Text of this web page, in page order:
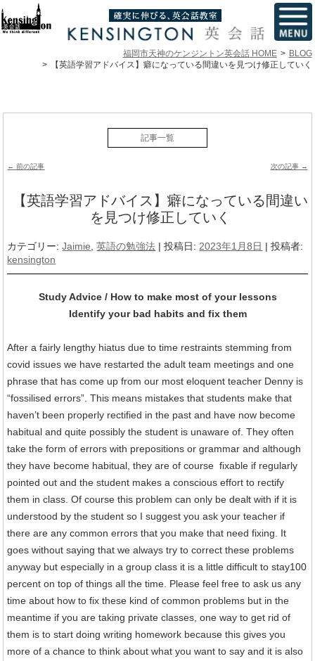
福岡市天神のケンジントン英会話 HOME
BLOG
【英語学習アドバイス】癖になっている間違いを見つけ修正していく
記事一覧
投稿ナビゲーション
← 前の記事 次の記事 →
【英語学習アドバイス】癖になっている間違い
を見つけ修正していく
カテゴリー:Jaimie ,英語の勉強法 | 投稿日: 2023年1月8日 |投稿者:
kensington
Study Advice / How to make most of your lessons
Identify your bad habits and fix them
After a fairly lengthy hiatus due to time restraints stemming from
covid issues we have restarted the adult team meetings and one
phrase that has come up from our most eloquent teacher Denny is
“fossilised errors”. This means mistakes that students make that
haven’t been properly rectified in the past and have now become
habitual and quite possibly the student is unaware of. They often
take the form of errors with prepositions or grammar and although
they have become habitual, they are of course fixable if regularly
pointed out and the student makes a conscious effort to rectify
them in class. Of course this problem can only be dealt with if it is
understood by the student so I suggest you ask your teacher if
there are any common errors that you make that need fixing. It
goes without saying that we always try to correct these problems
anyway but especially in a group class it is a little difficult to stay100
percent on top of things all the time. Please feel free to ask us any
time about how to fix these kind of common problems but in the
meantime if you are taking private classes, one way to get rid of
them is to start doing writing homework because this gives you
more of a chance to think about what you want to say and it is also